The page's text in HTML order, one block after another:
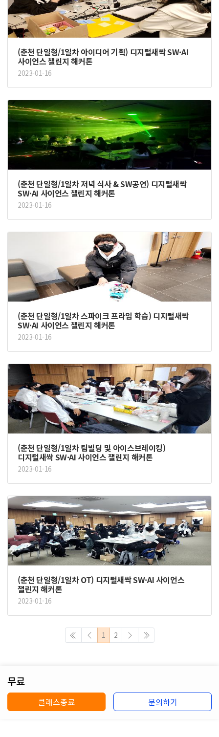
(춘천 단일형/1일차 아이디어 기획) 디지털새싹 SW·AI
사이언스 챌린지 해커톤
2023-01-16
(춘천 단일형/1일차 저녁 식사 & SW공연) 디지털새싹
SW·AI 사이언스 챌린지 해커톤
2023-01-16
(춘천 단일형/1일차 스파이크 프라임 학습) 디지털새싹
SW·AI 사이언스 챌린지 해커톤
2023-01-16
(춘천 단일형/1일차 팀빌딩 및 아이스브레이킹)
디지털새싹 SW·AI 사이언스 챌린지 해커톤
2023-01-16
(춘천 단일형/1일차 OT) 디지털새싹 SW·AI 사이언스
챌린지 해커톤
2023-01-16
1 2
무료
클래스종료 문의하기